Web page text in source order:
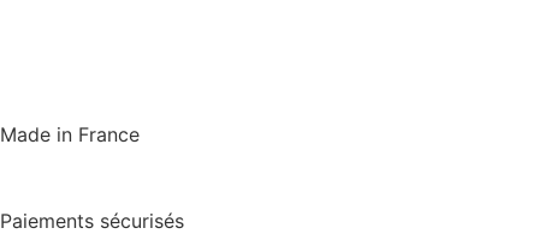
Made in France
Paiements sécurisés